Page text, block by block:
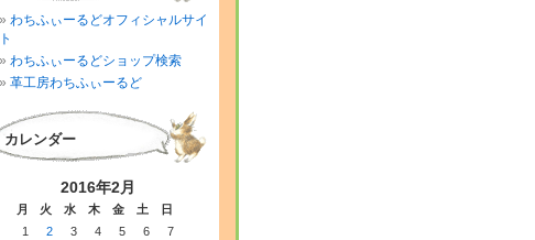
わちふぃーるどオフィシャルサイ
ト
わちふぃーるどショップ検索
革工房わちふぃーるど
カレンダー
2016年2月
月 火 水 木 金 土
日
1
2 3 4 5 6
7